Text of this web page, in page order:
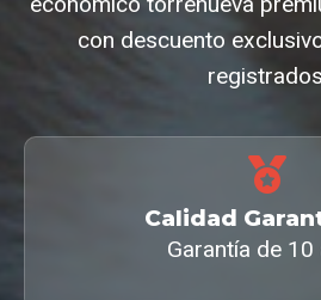
con descuento
Calidad
Garantía de 10